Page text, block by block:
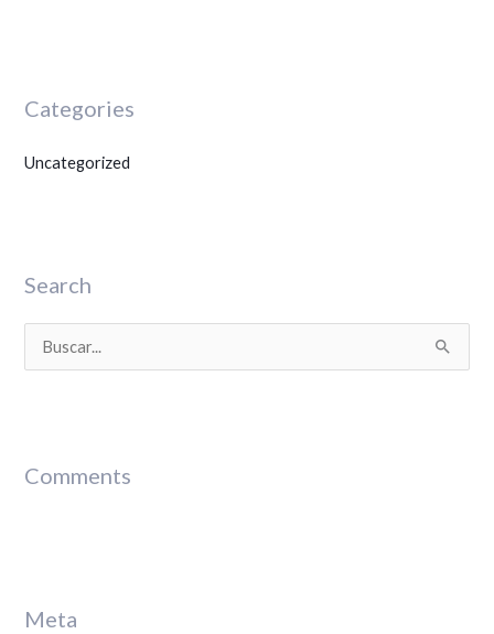
Categories
Uncategorized
Search
a
r
Comments
Meta